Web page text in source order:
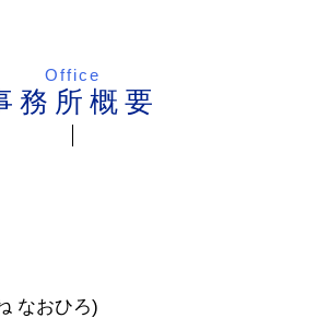
Office
務所概要
なおひろ)